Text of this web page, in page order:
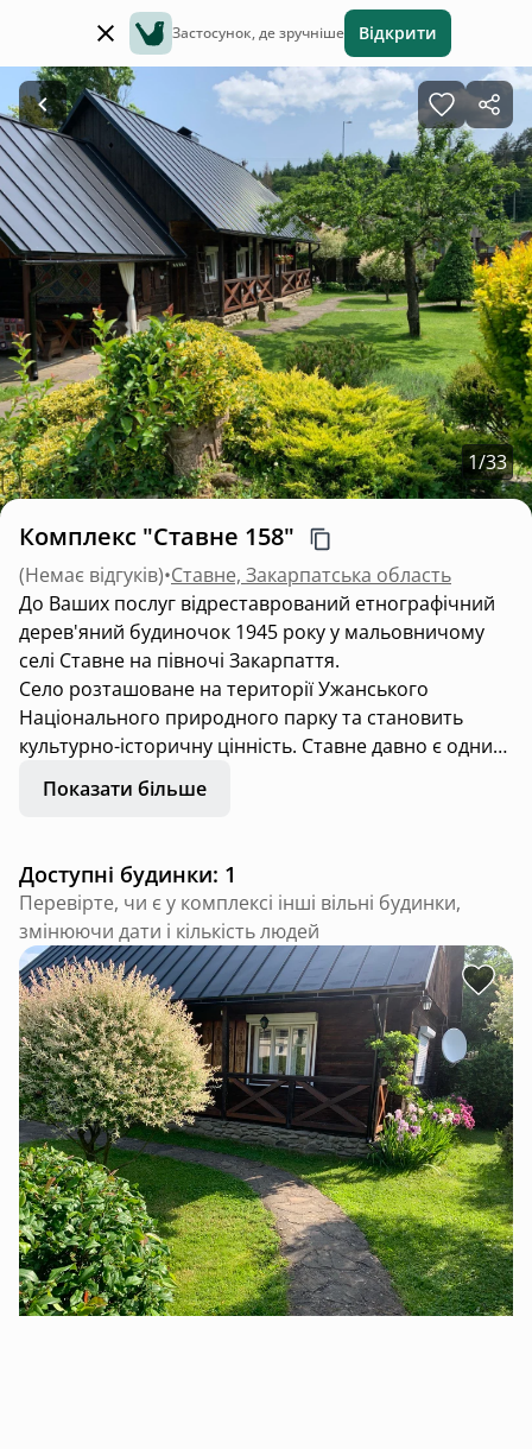
Застосунок, де зручніше Відкрити
1/33
Комплекс "Ставне 158"
(Немає відгуків)•Ставне, Закарпатська область
До Ваших послуг відреставрований етнографічний
дерев'яний будиночок 1945 року у мальовничому
селі Ставне на півночі Закарпаття.
Село розташоване на території Ужанського
Національного природного парку та становить
культурно-історичну цінність. Ставне давно є одним
з улюблених місць закарпатських художників -
пейзажистів. Навколишні краєвиди закарбовані на
художнього мистецтва.
Садиба є цікавою для поціновувачів
старожитностей, а також ідеальним місцем для
комфортного відпочинку сім'ї з дітьми або двох пар
друзів.
Помешкання
Кілька років поспіль будинок входить до 100
найкращих садиб України за версією «Сільський
туризм». Має категоризацію від Спілки зеленого
туризму.
За 20 років діяльності про відпочинок у садибі
написано чимало теплих відгуків, які Ви можете
знайти в Інтернеті.
Створюємо сімейну атмосферу, кожен гість для нас
унікальний! Надаємо інформаційну допомогу, щоб
Ваш відпочинок був насиченим і цікавим.
Доступ для гостей
Показати більше
Доступні будинки: 1
Перевірте, чи є у комплексі інші вільні будинки,
змінюючи дати і кількість людей